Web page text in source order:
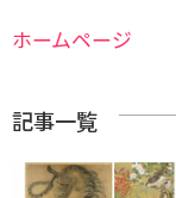
ホームページ
記事一覧